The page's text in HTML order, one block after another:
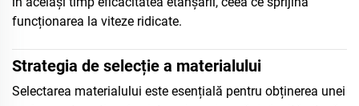
funcționarea la viteze ridicate.
Strategia de selecție a materialului
Selectarea materialului este esențială pentru obținerea unei